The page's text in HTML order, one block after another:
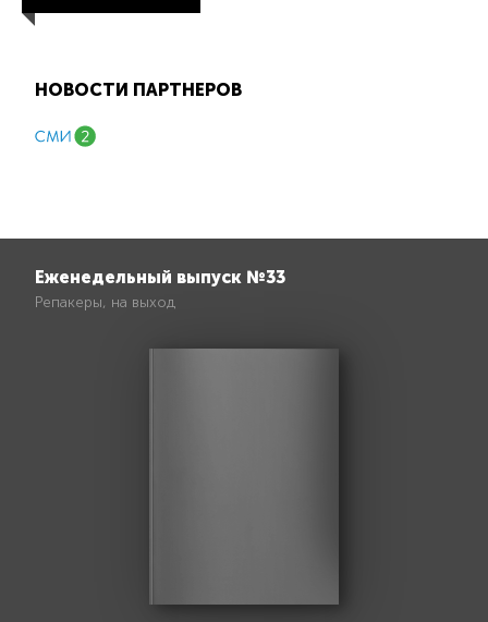
НОВОСТИ ПАРТНЕРОВ
Еженедельный выпуск №33
Репакеры, на выход